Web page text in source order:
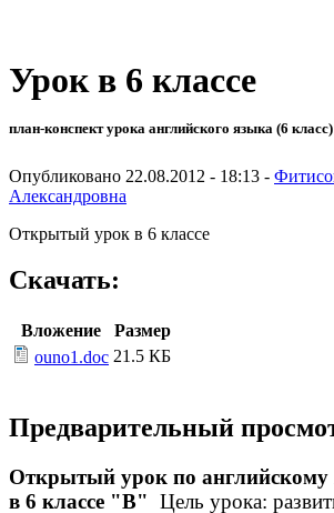
Урок в 6 классе
план-конспект урока английского языка (6
Опубликовано 22.08.2012 - 18:13 -
Александровна
Открытый урок в 6 классе
Скачать:
Вложение
Размер
ouno1.doc 21.5 КБ
Предварительный
Открытый урок по
в 6 классе "В" Цель урока: